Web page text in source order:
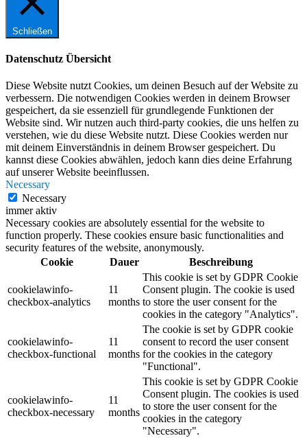
Schließen
Datenschutz Übersicht
Diese Website nutzt Cookies, um deinen Besuch auf der Website zu
verbessern. Die notwendigen Cookies werden in deinem Browser
gespeichert, da sie essenziell für grundlegende Funktionen der
Website sind. Wir nutzen auch third-party cookies, die uns helfen zu
verstehen, wie du diese Website nutzt. Diese Cookies werden nur
mit deinem Einverständnis in deinem Browser gespeichert. Du
kannst diese Cookies abwählen, jedoch kann dies deine Erfahrung
auf unserer Website beeinflussen.
Necessary
Necessary
immer aktiv
Necessary cookies are absolutely essential for the website to
function properly. These cookies ensure basic functionalities and
security features of the website, anonymously.
Cookie
Dauer Beschreibung
cookielawinfo-
checkbox-analytics
11
months
This cookie is set by GDPR Cookie
Consent plugin. The cookie is used
to store the user consent for the
cookies in the category "Analytics".
cookielawinfo-
checkbox-functional
11
months
The cookie is set by GDPR cookie
consent to record the user consent
for the cookies in the category
"Functional".
cookielawinfo-
checkbox-necessary
11
months
This cookie is set by GDPR Cookie
Consent plugin. The cookies is used
to store the user consent for the
cookies in the category
"Necessary".